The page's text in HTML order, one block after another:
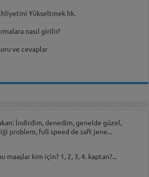
Yükseltmek hk.
nasıl girilir?
ve cevaplar
İndirdim, denedim, genelde güzel,
problem, full speed de saft jene...
maaşlar kim için? 1, 2, 3, 4. kaptan?...